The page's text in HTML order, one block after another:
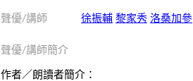
聲優/講師 徐振輔 黎家秀 洛桑加參
聲優/講師簡介
作者／朗讀者簡介：